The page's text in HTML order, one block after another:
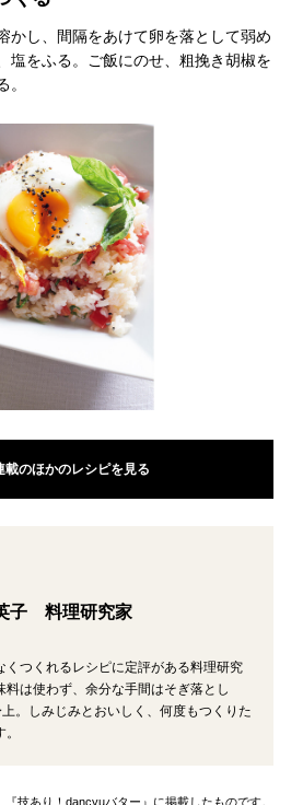
かし、間隔をあけて卵を落として弱め
塩をふる。ご飯にのせ、粗挽き胡椒を
。
載のほかのレシピを見る
子 料理研究家
くつくれるレシピに定評がある料理研究
料は使わず、余分な手間はそぎ落とし
上。しみじみとおいしく、何度もつくりた
技あり！dancyuバター』に掲載したものです。